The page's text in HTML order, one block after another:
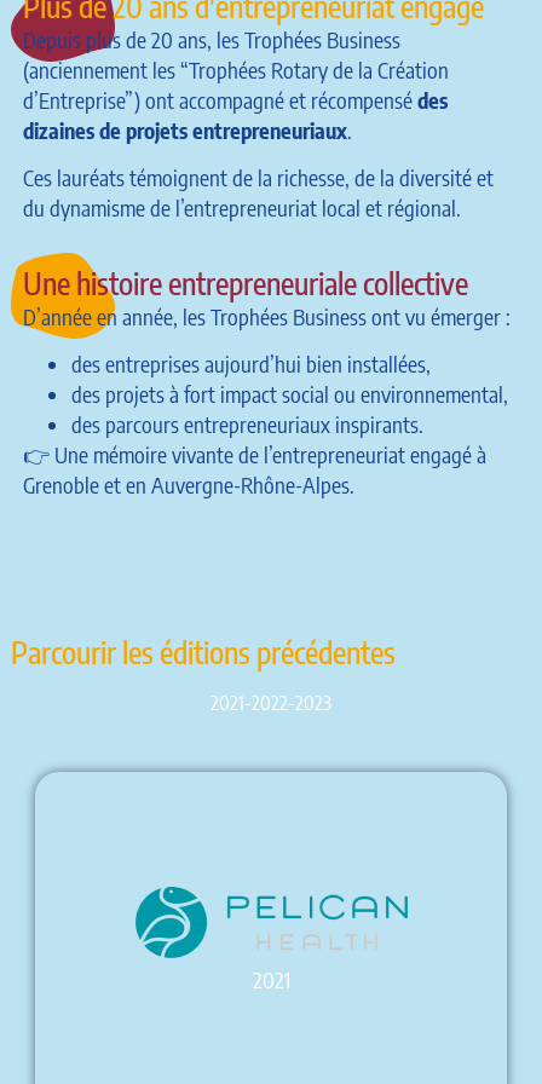
Depuis plus de 20 ans, les Trophées Business
(anciennement les “Trophées Rotary de la Création
d’Entreprise”) ont accompagné et récompensédes
dizaines de projets entrepreneuriaux.
Ces lauréats témoignent de la richesse, de la diversité et
du dynamisme de l’entrepreneuriat local et régional.
Une histoire entrepreneuriale collective
D’année en année, les Trophées Business ont vu émerger :
des entreprises aujourd’hui bien installées,
des projets à fort impact social ou environnemental,
des parcours entrepreneuriaux inspirants.
👉 Une mémoire vivante de l’entrepreneuriat engagé à
Grenoble et en Auvergne-Rhône-Alpes.
Parcourir les éditions précédentes
2021-2022-2023
2021